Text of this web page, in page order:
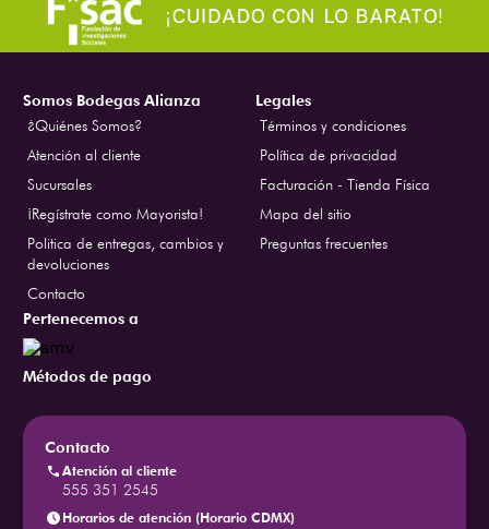
Somos Bodegas Alianza
¿Quiénes Somos?
Atención al cliente
Sucursales
¡Regístrate como Mayorista!
Politica de entregas, cambios y
devoluciones
Contacto
Legales
Términos y condiciones
Política de privacidad
Facturación - Tienda Física
Mapa del sitio
Preguntas frecuentes
Pertenecemos a
Métodos de pago
Contacto
Atención al cliente
555 351 2545
Horarios de atención (Horario CDMX)